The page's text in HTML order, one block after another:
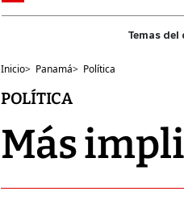
Inicio> Panamá> Política
POLÍTICA
Más